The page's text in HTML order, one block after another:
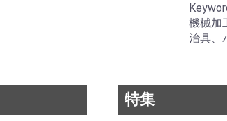
機械加
治具、
特集